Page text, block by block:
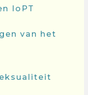
IoPT
van het